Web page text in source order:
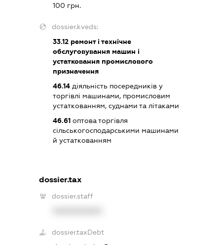
100 грн.
dossier.kveds:
33.12ремонт і технічне
обслуговування машин і
устатковання промислового
призначення
46.14діяльність посередників у
торгівлі машинами, промисловим
устаткованням, суднами та літаками
46.61оптова торгівля
сільськогосподарськими машинами
й устаткованням
dossier.tax
dossier.staff
dossier.taxDebt